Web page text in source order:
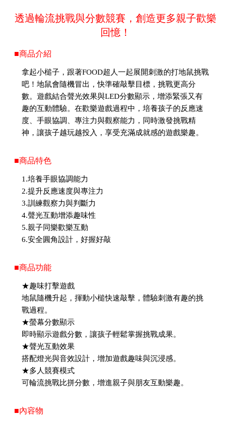
透過輪流挑戰與分數競賽，創造更多親子歡樂
回憶！
■商品介紹
拿起小槌子，跟著FOOD超人一起展開刺激的打地鼠挑戰
吧！地鼠會隨機冒出，快準確敲擊目標，挑戰更高分
數。遊戲結合聲光效果與LED分數顯示，增添緊張又有
趣的互動體驗。在歡樂遊戲過程中，培養孩子的反應速
度、手眼協調、專注力與觀察能力，同時激發挑戰精
神，讓孩子越玩越投入，享受充滿成就感的遊戲樂趣。
■商品特色
1.培養手眼協調能力
2.提升反應速度與專注力
3.訓練觀察力與判斷力
4.聲光互動增添趣味性
5.親子同樂歡樂互動
6.安全圓角設計，好握好敲
■商品功能
★趣味打擊遊戲
地鼠隨機升起，揮動小槌快速敲擊，體驗刺激有趣的挑
戰過程。
★螢幕分數顯示
即時顯示遊戲分數，讓孩子輕鬆掌握挑戰成果。
★聲光互動效果
搭配燈光與音效設計，增加遊戲趣味與沉浸感。
★多人競賽模式
可輪流挑戰比拼分數，增進親子與朋友互動樂趣。
■內容物